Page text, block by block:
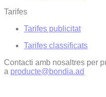
Tarifes
Tarifes publicitat
Tarifes classificats
Contacti amb nosaltres per
a producte@bondia.ad